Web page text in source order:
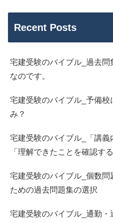
Recent Posts
宅建受験のバイブル_過去
なのです。
宅建受験のバイブル_予備
み？
宅建受験のバイブル_「講義
「理解できたことを確認する
宅建受験のバイブル_個数
ための過去問題集の選択
宅建受験のバイブル_通勤